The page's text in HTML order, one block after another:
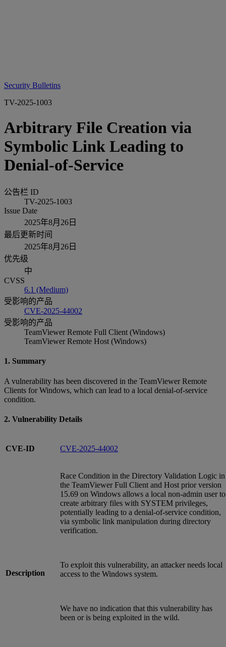
Security Bulletins
TV-2025-1003
Arbitrary File Creation via
Symbolic Link Leading to
Denial-of-Service
公告栏 ID
TV-2025-1003
Issue Date
2025年8月26日
最后更新时间
2025年8月26日
优先级
中
CVSS
6.1 (Medium)
受影响的产品
CVE-2025-44002
受影响的产品
TeamViewer Remote Full Client (Windows)
TeamViewer Remote Host (Windows)
1. Summary
A vulnerability has been discovered in the TeamViewer Remote
Clients for Windows, which can lead to a local denial-of-service
condition.
2. Vulnerability Details
CVE-ID CVE-2025-44002
Description
Race Condition in the Directory Validation Logic in
the TeamViewer Full Client and Host prior version
15.69 on Windows allows a local non-admin user to
create arbitrary files with SYSTEM privileges,
potentially leading to a denial-of-service condition,
via symbolic link manipulation during directory
verification.
To exploit this vulnerability, an attacker needs local
access to the Windows system.
We have no indication that this vulnerability has
been or is being exploited in the wild.